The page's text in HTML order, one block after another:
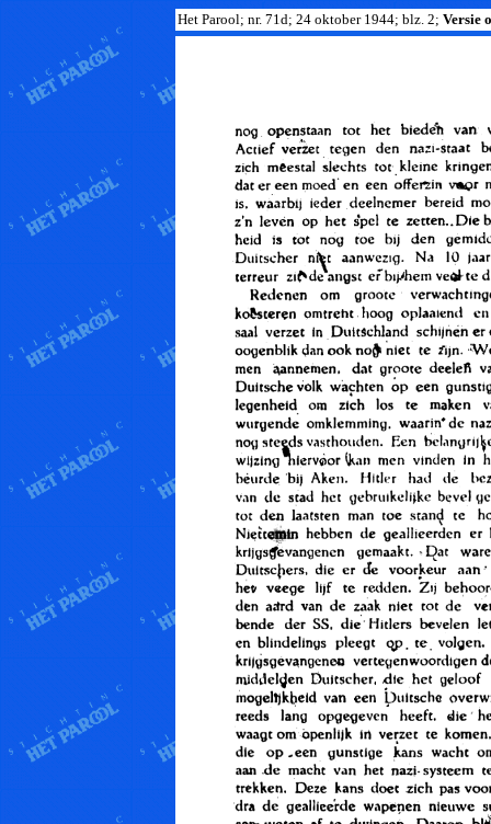
Het Parool; nr. 71d; 24 oktober 1944; blz. 2; Versie